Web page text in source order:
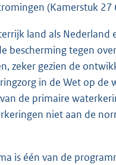
(Kamerstuk 27
land als Nederland
bescherming tegen
zeker gezien de
in de Wet op
de primaire
niet aan de
is één van de